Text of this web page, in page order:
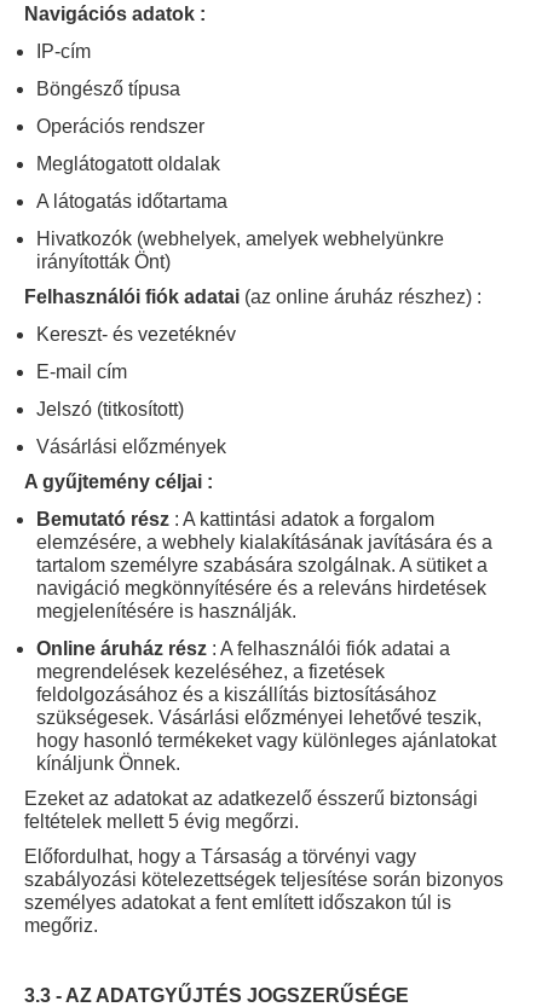
Navigációs adatok :
IP-cím
Böngésző típusa
Operációs rendszer
Meglátogatott oldalak
A látogatás időtartama
Hivatkozók (webhelyek, amelyek webhelyünkre
irányították Önt)
Felhasználói fiók adatai (az online áruház részhez) :
Kereszt- és vezetéknév
E-mail cím
Jelszó (titkosított)
Vásárlási előzmények
A gyűjtemény céljai :
Bemutató rész : A kattintási adatok a forgalom
elemzésére, a webhely kialakításának javítására és a
tartalom személyre szabására szolgálnak. A sütiket a
navigáció megkönnyítésére és a releváns hirdetések
megjelenítésére is használják.
Online áruház rész : A felhasználói fiók adatai a
megrendelések kezeléséhez, a fizetések
feldolgozásához és a kiszállítás biztosításához
szükségesek. Vásárlási előzményei lehetővé teszik,
hogy hasonló termékeket vagy különleges ajánlatokat
kínáljunk Önnek.
Ezeket az adatokat az adatkezelő ésszerű biztonsági
feltételek mellett 5 évig megőrzi.
Előfordulhat, hogy a Társaság a törvényi vagy
szabályozási kötelezettségek teljesítése során bizonyos
személyes adatokat a fent említett időszakon túl is
megőriz.
3.3 - AZ ADATGYŰJTÉS JOGSZERŰSÉGE